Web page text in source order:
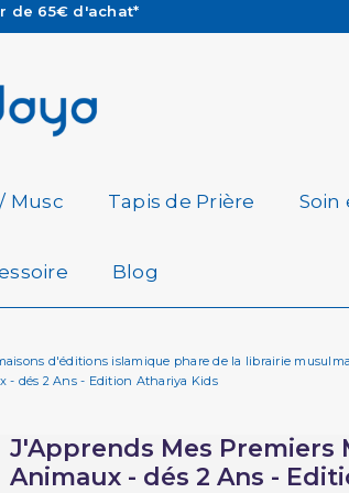
15h (lun au Vend)
notre FAQ
de 65€ d'achat*
Musc Tapis de Prière Soin
Blog
d'éditions islamique phare de la librairie
- dés 2 Ans - Edition Athariya Kids
J'Apprends Mes Premiers
Animaux - dés 2 Ans -